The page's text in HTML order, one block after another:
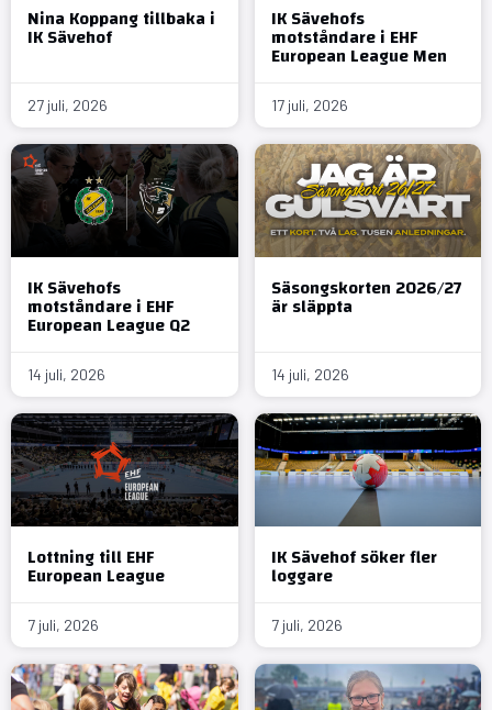
Nina Koppang tillbaka i
IK Sävehof
27 juli, 2026
IK Sävehofs
motståndare i EHF
European League Men
17 juli, 2026
IK Sävehofs
motståndare i EHF
European League Q2
14 juli, 2026
Säsongskorten 2026/27
är släppta
14 juli, 2026
Lottning till EHF
European League
7 juli, 2026
IK Sävehof söker fler
loggare
7 juli, 2026